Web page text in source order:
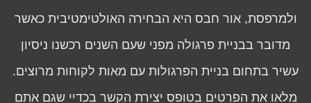
ולמרפסת, אור חבס היא הבחירה האולטימטיבית כאשר
מדובר בבניית פרגולה מפני שעם השנים רכשנו ניסיון
עשיר בתחום בניית הפרגולות עם מאות לקוחות מרוצים.
מלאו את הפרטים בטופס יצירת הקשר בכדיי שגם אתם